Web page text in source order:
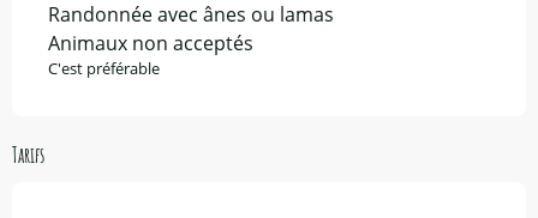
Randonnée avec ânes ou lamas
Animaux non acceptés
C'est préférable
Tarifs